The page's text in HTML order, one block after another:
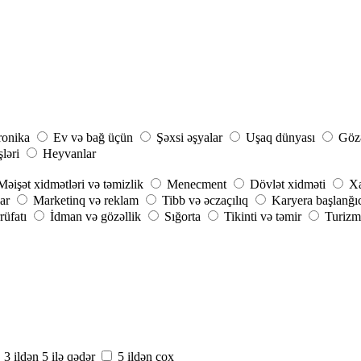
Ev və bağ üçün Şəxsi əşyalar Uşaq dünyası
Heyvanlar
xidmətləri və təmizlik Menecment Dövlət xidməti
Marketinq və reklam Tibb və əczaçılıq
Karyera
İdman və gözəllik Sığorta Tikinti və təmir
3 ildən 5 ilə qədər 5 ildən çox